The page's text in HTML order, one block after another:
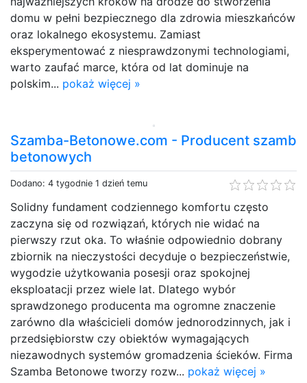
domu w pełni bezpiecznego dla zdrowia mieszkańców
oraz lokalnego ekosystemu. Zamiast
eksperymentować z niesprawdzonymi technologiami,
warto zaufać marce, która od lat dominuje na
polskim... pokaż więcej »
Szamba-Betonowe.com - Producent szamb
betonowych
Dodano: 4 tygodnie 1 dzień temu
Solidny fundament codziennego komfortu często
zaczyna się od rozwiązań, których nie widać na
pierwszy rzut oka. To właśnie odpowiednio dobrany
zbiornik na nieczystości decyduje o bezpieczeństwie,
wygodzie użytkowania posesji oraz spokojnej
eksploatacji przez wiele lat. Dlatego wybór
sprawdzonego producenta ma ogromne znaczenie
zarówno dla właścicieli domów jednorodzinnych, jak i
przedsiębiorstw czy obiektów wymagających
niezawodnych systemów gromadzenia ścieków. Firma
Szamba Betonowe tworzy rozw... pokaż więcej »